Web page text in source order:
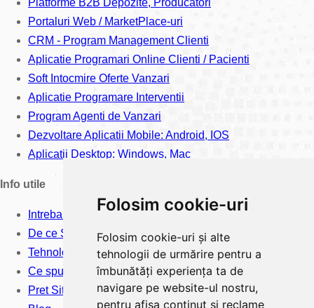
Folosim cookie-uri
Folosim cookie-uri și alte
tehnologii de urmărire pentru a
îmbunătăți experiența ta de
navigare pe website-ul nostru,
pentru afișa conținut și reclame
Portaluri Web / MarketPlace-uri
CRM - Program Management Clienti
Aplicatie Programari Online Clienti / Pacienti
Soft Intocmire Oferte Vanzari
Aplicatie Programare Interventii
Program Agenti de Vanzari
Dezvoltare Aplicatii Mobile: Android, IOS
Aplicatii Desktop: Windows, Mac
Info utile
Intrebari frecvente
De ce Softimpera?
Tehnologii Software
Ce spun clientii?
Pret Site Web